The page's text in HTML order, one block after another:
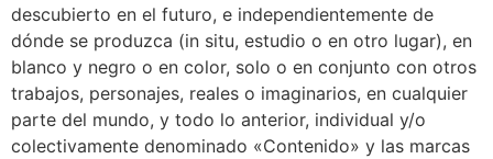
descubierto en el futuro, e independientemente de
dónde se produzca (in situ, estudio o en otro lugar), en
blanco y negro o en color, solo o en conjunto con otros
trabajos, personajes, reales o imaginarios, en cualquier
parte del mundo, y todo lo anterior, individual y/o
colectivamente denominado «Contenido» y las marcas